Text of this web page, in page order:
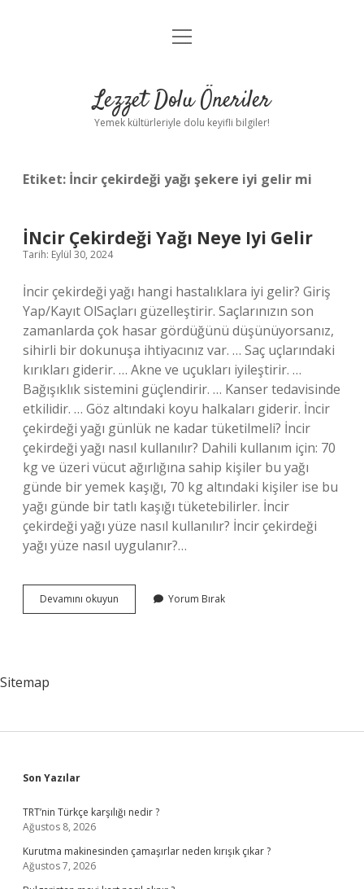
Anasayfa
Yasal Uyarı
menüyü
Lezzet Dolu Öneriler
Yemek kültürleriyle dolu keyifli bilgiler!
Etiket: İncir çekirdeği yağı şekere iyi gelir mi
İNcir Çekirdeği Yağı Neye Iyi Gelir
Tarih: Eylül 30, 2024
İncir çekirdeği yağı hangi hastalıklara iyi gelir? Giriş
Yap/Kayıt OlSaçları güzelleştirir. Saçlarınızın son
zamanlarda çok hasar gördüğünü düşünüyorsanız,
sihirli bir dokunuşa ihtiyacınız var. … Saç uçlarındaki
kırıkları giderir. … Akne ve uçukları iyileştirir. …
Bağışıklık sistemini güçlendirir. … Kanser tedavisinde
etkilidir. … Göz altındaki koyu halkaları giderir. İncir
çekirdeği yağı günlük ne kadar tüketilmeli? İncir
çekirdeği yağı nasıl kullanılır? Dahili kullanım için: 70
kg ve üzeri vücut ağırlığına sahip kişiler bu yağı
günde bir yemek kaşığı, 70 kg altındaki kişiler ise bu
yağı günde bir tatlı kaşığı tüketebilirler. İncir
çekirdeği yağı yüze nasıl kullanılır? İncir çekirdeği
yağı yüze nasıl uygulanır?…
Devamını okuyun
Çekirdeği
Yorum Bırak
Sitemap
Sidebar
Son Yazılar
TRT’nin Türkçe karşılığı nedir ?
Ağustos 8, 2026
Kurutma makinesinden çamaşırlar neden kırışık çıkar ?
Ağustos 7, 2026